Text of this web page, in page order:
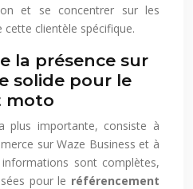
et se concentrer sur les
clientèle spécifique.
la présence sur
solide pour le
moto
plus importante, consiste à
sur Waze Business et à
sont complètes,
pour le référencement